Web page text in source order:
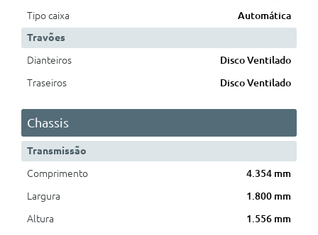
Tipo caixa
Automática
Travões
Dianteiros
Disco Ventilado
Traseiros
Disco Ventilado
Chassis
Transmissão
Comprimento
4.354 mm
Largura
1.800 mm
Altura
1.556 mm